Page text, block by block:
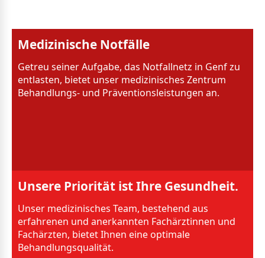
Medizinische Notfälle
Getreu seiner Aufgabe, das Notfallnetz in Genf zu
entlasten, bietet unser medizinisches Zentrum
Behandlungs- und Präventionsleistungen an.
Unsere Priorität ist Ihre Gesundheit.
Unser medizinisches Team, bestehend aus
erfahrenen und anerkannten Fachärztinnen und
Fachärzten, bietet Ihnen eine optimale
Behandlungsqualität.